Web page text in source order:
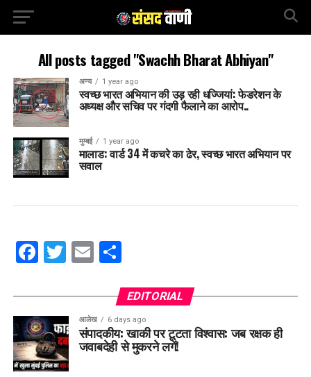
All posts tagged "Swachh Bharat Abhiyan"
अन्य 1 year ago
स्वच्छ भारत अभियान की उड़ रही धज्जियां: फेडरेशन के
अध्यक्ष और सचिव पर गंदगी फैलाने का आरोप..
मुम्बई 1 year ago
मालाड: वार्ड 34 में कचरे का ढेर, स्वच्छ भारत अभियान पर
सवाल
Facebook
Twitter
EmailShare
EDITORIAL
आलेख 6 days ago
संपादकीय: खाकी पर टूटता विश्वास: जब रक्षक ही
जवाबदेही से मुकरने लगें!